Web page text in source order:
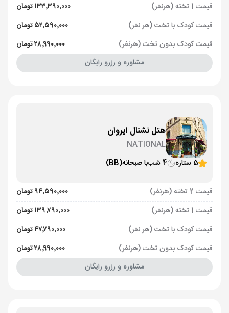
قیمت 1 تخته (هرنفر)
۱۳۳٬۳۹۰٬۰۰۰ تومان
قیمت کودک با تخت (هر نفر)
۵۲٬۵۹۰٬۰۰۰ تومان
قیمت کودک بدون تخت (هرنفر)
۲۸٬۹۹۰٬۰۰۰ تومان
مشاوره و رزرو رایگان
هتل نشنال ایروان
NATIONAL
5 ستاره
4 شب با صبحانه(BB)
قیمت 2 تخته (هرنفر)
۹۴٬۵۹۰٬۰۰۰ تومان
قیمت 1 تخته (هرنفر)
۱۳۹٬۷۹۰٬۰۰۰ تومان
قیمت کودک با تخت (هر نفر)
۴۷٬۷۹۰٬۰۰۰ تومان
قیمت کودک بدون تخت (هرنفر)
۲۸٬۹۹۰٬۰۰۰ تومان
مشاوره و رزرو رایگان